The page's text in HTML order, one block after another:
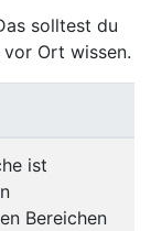
solltest du
Ort wissen.
ist
Bereichen